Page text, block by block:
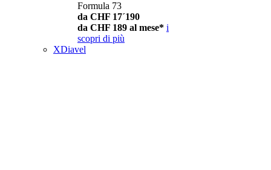
Formula 73
da CHF 17´190
da CHF 189 al mese* i
scopri di più
XDiavel